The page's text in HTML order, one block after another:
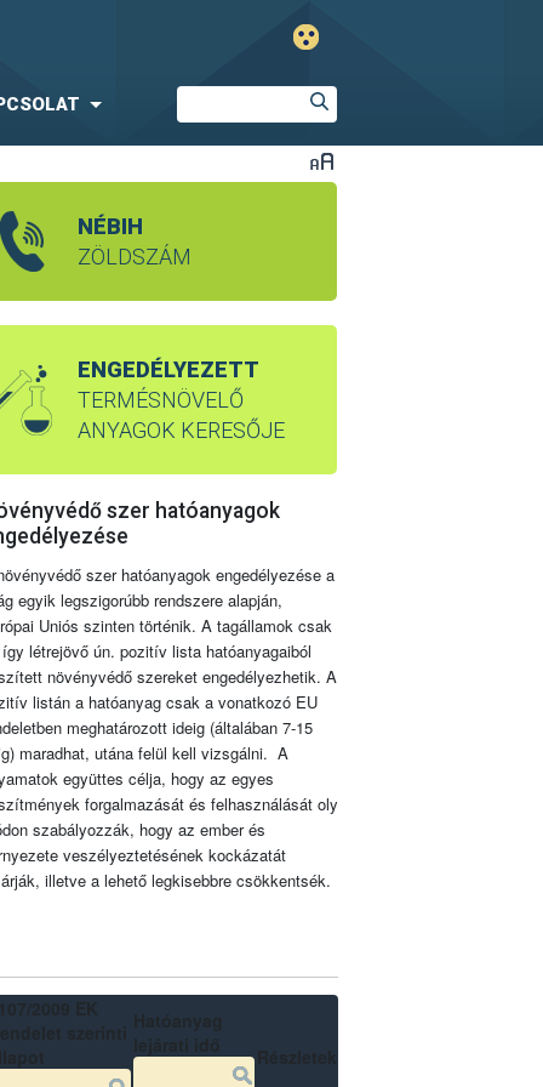
NÉBIH
ZÖLDSZÁM
ENGEDÉLYEZETT
TERMÉSNÖVELŐ
ANYAGOK KERESŐJE
szer hatóanyagok
szer hatóanyagok engedélyezése a
egyik legszigorúbb rendszere alapján,
Uniós szinten történik. A tagállamok csak
létrejövő ún. pozitív lista hatóanyagaiból
növényvédő szereket engedélyezhetik. A
listán a hatóanyag csak a vonatkozó EU
meghatározott ideig (általában 7-15
maradhat, utána felül kell vizsgálni. A
együttes célja, hogy az egyes
forgalmazását és felhasználását oly
szabályozzák, hogy az ember és
veszélyeztetésének kockázatát
illetve a lehető legkisebbre csökkentsék.